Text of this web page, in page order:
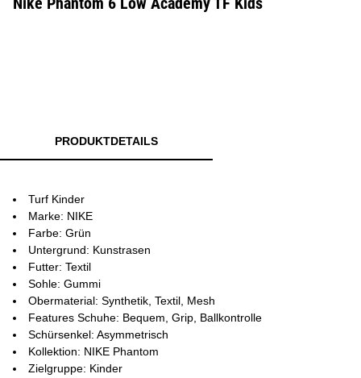
PRODUKTDETAILS
Turf Kinder
Marke: NIKE
Farbe: Grün
Untergrund: Kunstrasen
Futter: Textil
Sohle: Gummi
Obermaterial: Synthetik, Textil, Mesh
Features Schuhe: Bequem, Grip, Ballkontrolle
Schürsenkel: Asymmetrisch
Kollektion: NIKE Phantom
Zielgruppe: Kinder